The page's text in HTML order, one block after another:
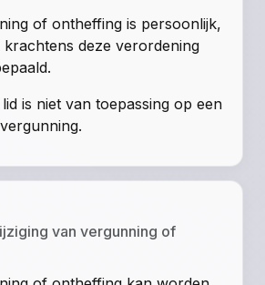
of ontheffing is persoonlijk,
krachtens deze verordening
is niet van toepassing op een
van vergunning of